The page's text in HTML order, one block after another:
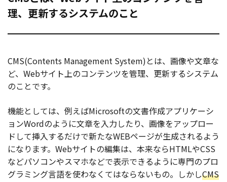
理、更新するシステムのこと
CMS(Contents Management System)とは、画像や文章な
ど、Webサイト上のコンテンツを管理、更新するシステム
のことです。
機能としては、例えばMicrosoftの文書作成アプリケーシ
ョンWordのように文章を入力したり、画像をアップロー
ドして挿入するだけで新たなWEBページが生成されるよう
になります。Webサイトの編集は、本来ならHTMLやCSS
などパソコンやスマホなどで表示できるように専門のプロ
グラミング言語を使わなくてはならないもの。しかしCMS